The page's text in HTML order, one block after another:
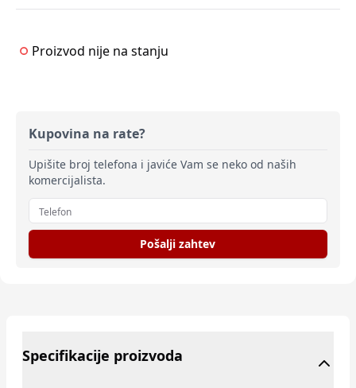
Proizvod nije na stanju
Kupovina na rate?
Upišite broj telefona i javiće Vam se neko od naših
komercijalista.
Pošalji zahtev
Specifikacije proizvoda